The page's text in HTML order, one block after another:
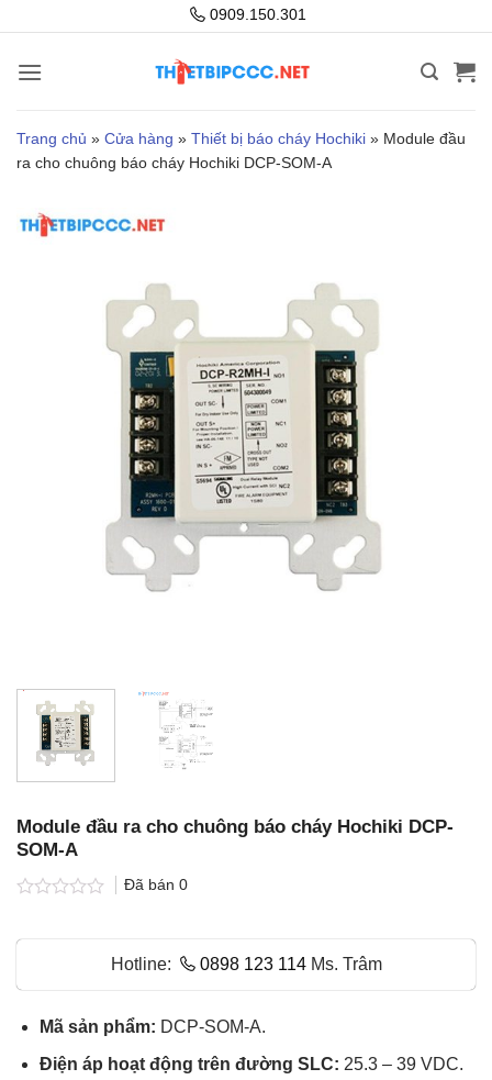
nội
0909.150.301
Trang chủ » Cửa hàng » Thiết bị báo cháy Hochiki » Module đầu
ra cho chuông báo cháy Hochiki DCP-SOM-A
Module đầu ra cho chuông báo cháy Hochiki DCP-
SOM-A
hạng
5
Đã bán 0
Hotline: 0898 123 114Ms. Trâm
Mã sản phẩm: DCP-SOM-A.
Điện áp hoạt động trên đường SLC: 25.3 – 39 VDC.